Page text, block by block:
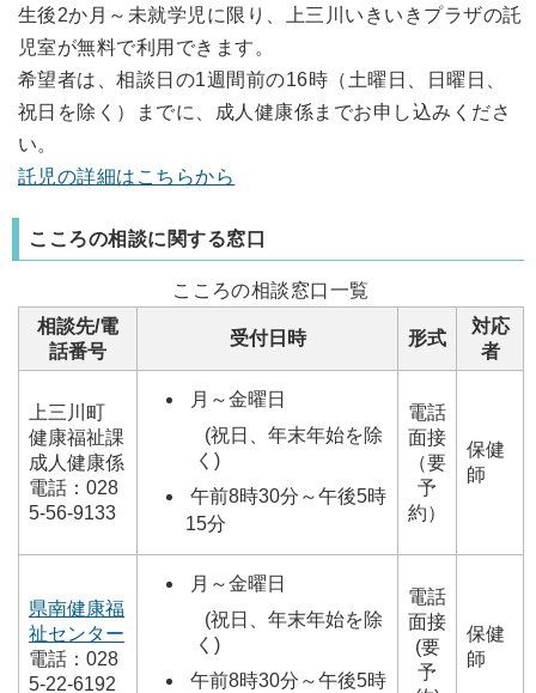
生後2か月～未就学児に限り、上三川いきいきプラザの託
児室が無料で利用できます。
希望者は、相談日の1週間前の16時（土曜日、日曜日、
祝日を除く）までに、成人健康係までお申し込みくださ
い。
託児の詳細はこちらから
こころの相談に関する窓口
こころの相談窓口一覧
相談先/電
話番号
受付日時 形式
対応
者
上三川町
健康福祉課
成人健康係
電話：028
5-56-9133
月～金曜日
(祝日、年末年始を除
く)
午前8時30分～午後5時
15分
電話
面接
（要
予
約）
保健
師
県南健康福
祉センター
電話：028
5-22-6192
月～金曜日
(祝日、年末年始を除
く)
午前8時30分～午後5時
電話
面接
(要
予
保健
師